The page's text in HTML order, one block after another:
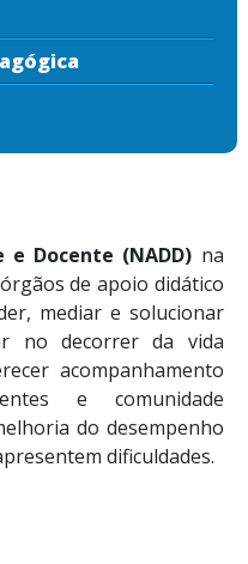
Docente (NADD) na
de apoio didático
mediar e solucionar
no decorrer da vida
acompanhamento
e comunidade
do desempenho
dificuldades.